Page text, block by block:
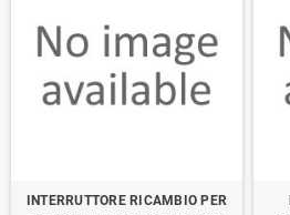
INTERRUTTORE RICAMBIO PER